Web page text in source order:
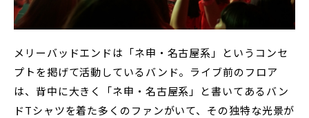
メリーバッドエンドは「ネ申・名古屋系」というコンセ
プトを掲げて活動しているバンド。ライブ前のフロア
は、背中に大きく「ネ申・名古屋系」と書いてあるバン
ドTシャツを着た多くのファンがいて、その独特な光景が